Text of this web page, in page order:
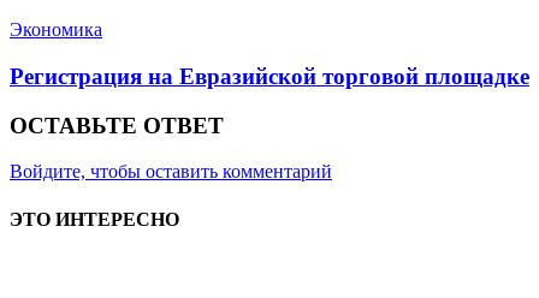
Экономика
Регистрация на Евразийской торговой площадке
ОСТАВЬТЕ ОТВЕТ
Войдите, чтобы оставить комментарий
ЭТО ИНТЕРЕСНО